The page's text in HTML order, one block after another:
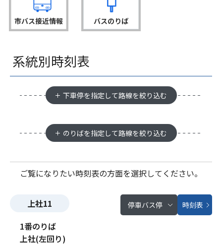
市バス接近情報 バスのりば
系統別時刻表
下車停を指定して路線を絞り込む
のりばを指定して路線を絞り込む
ご覧になりたい時刻表の方面を選択してください。
上社11
1番のりば
上社(左回り)
時刻表
停車バス停